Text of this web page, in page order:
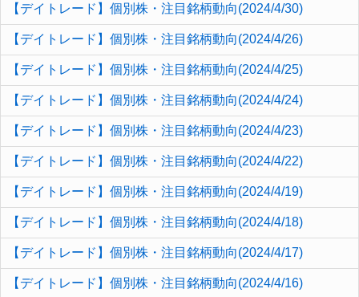
【デイトレード】個別株・注目銘柄動向(2024/4/30)
【デイトレード】個別株・注目銘柄動向(2024/4/26)
【デイトレード】個別株・注目銘柄動向(2024/4/25)
【デイトレード】個別株・注目銘柄動向(2024/4/24)
【デイトレード】個別株・注目銘柄動向(2024/4/23)
【デイトレード】個別株・注目銘柄動向(2024/4/22)
【デイトレード】個別株・注目銘柄動向(2024/4/19)
【デイトレード】個別株・注目銘柄動向(2024/4/18)
【デイトレード】個別株・注目銘柄動向(2024/4/17)
【デイトレード】個別株・注目銘柄動向(2024/4/16)